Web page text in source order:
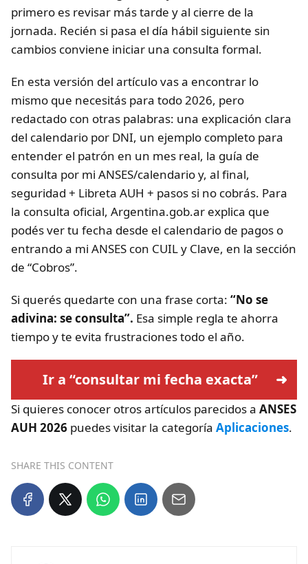
primero es revisar más tarde y al cierre de la
jornada. Recién si pasa el día hábil siguiente sin
cambios conviene iniciar una consulta formal.
En esta versión del artículo vas a encontrar lo
mismo que necesitás para todo 2026, pero
redactado con otras palabras: una explicación clara
del calendario por DNI, un ejemplo completo para
entender el patrón en un mes real, la guía de
consulta por mi ANSES/calendario y, al final,
seguridad + Libreta AUH + pasos si no cobrás. Para
la consulta oficial, Argentina.gob.ar explica que
podés ver tu fecha desde el calendario de pagos o
entrando a mi ANSES con CUIL y Clave, en la sección
de “Cobros”.
Si querés quedarte con una frase corta: “No se
adivina: se consulta”. Esa simple regla te ahorra
tiempo y te evita frustraciones todo el año.
Ir a “consultar mi fecha exacta”
Si quieres conocer otros artículos parecidos a ANSES
AUH 2026 puedes visitar la categoría Aplicaciones.
SHARE THIS CONTENT